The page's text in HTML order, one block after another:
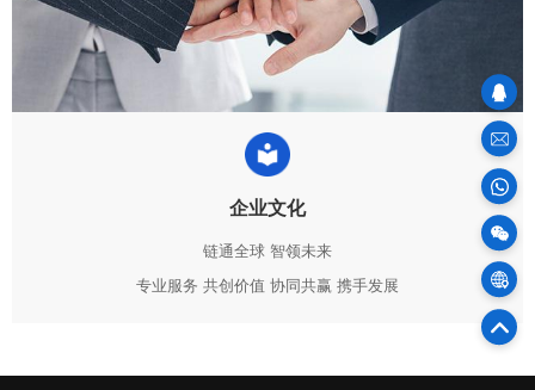
企业文化
链通全球 智领未来
专业服务 共创价值 协同共赢 携手发展